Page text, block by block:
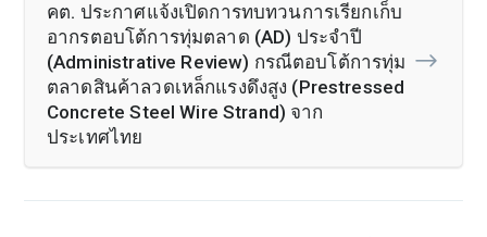
คต. ประกาศแจ้งเปิดการทบทวนการเรียกเก็บ
อากรตอบโต้การทุ่มตลาด (AD) ประจำปี
(Administrative Review) กรณีตอบโต้การทุ่ม
ตลาดสินค้าลวดเหล็กแรงดึงสูง (Prestressed
Concrete Steel Wire Strand) จาก
ประเทศไทย